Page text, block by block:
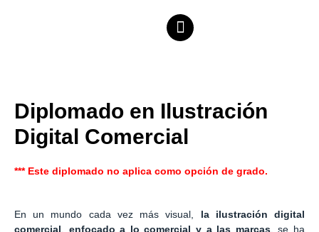
Diplomado en Ilustración
Digital Comercial
*** Este diplomado no aplica como opción de grado.
En un mundo cada vez más visual, la ilustración digital
comercial
enfocado a lo comercial y a las marcas, se ha